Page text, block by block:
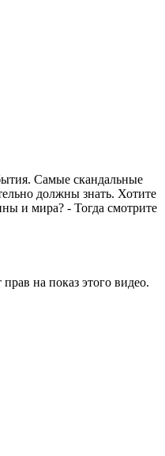
Самые скандальные
должны знать. Хотите
и мира? - Тогда смотрите
на показ этого видео.